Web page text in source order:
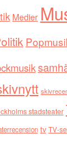
Medier
stadsteater
tv TV-